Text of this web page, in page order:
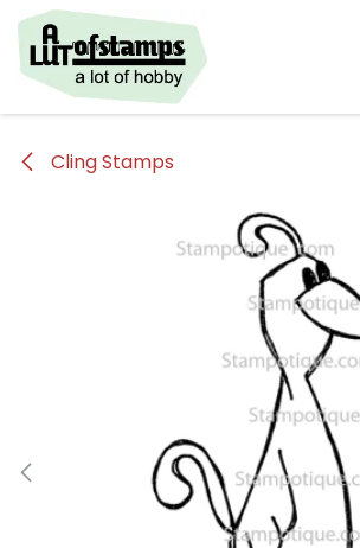
Overslaan naar inhoud
Cling Stamps